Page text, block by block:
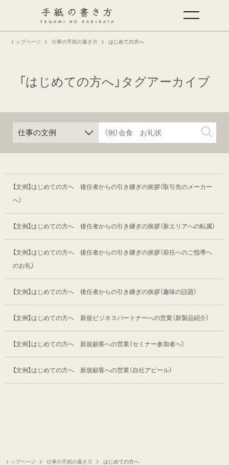
トップページ 仕事の手紙の書き方 はじめての方へ
「はじめての方へ」タグアーカイブ
【文例】はじめての方へ 後任者からの引き継ぎの挨拶（取引先のメーカー
へ）
【文例】はじめての方へ 後任者からの引き継ぎの挨拶（新エリアへの転属）
【文例】はじめての方へ 後任者からの引き継ぎの挨拶（前任へのご指導へ
のお礼）
【文例】はじめての方へ 後任者からの引き継ぎの挨拶（趣味の話題）
【文例】はじめての方へ 新規ビジネスパートナーへの営業（新製品紹介）
【文例】はじめての方へ 新規顧客への営業（セミナー参加者へ）
【文例】はじめての方へ 新規顧客への営業（自社アピール）
トップページ 仕事の手紙の書き方 はじめての方へ
手紙の基本
仕事の手紙の書き方
特集
ミドリオフィシャルサイト